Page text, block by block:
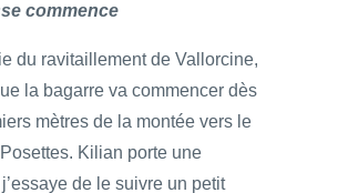
commence
du ravitaillement de Vallorcine,
la bagarre va commencer dès
mètres de la montée vers le
Kilian porte une
de le suivre un petit